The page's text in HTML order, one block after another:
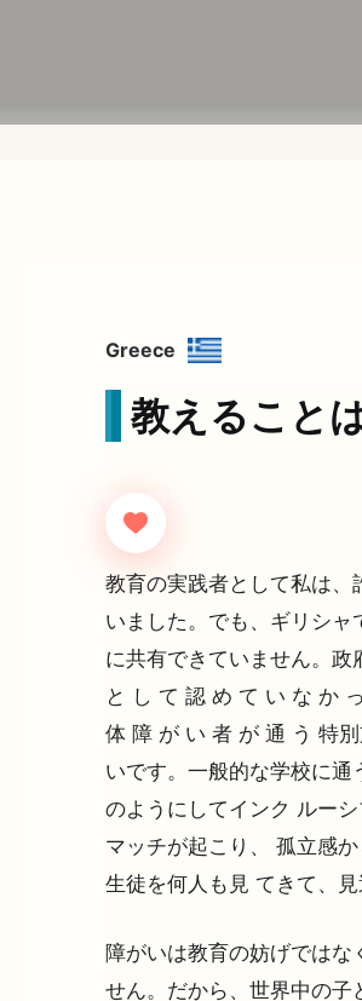
Greece
教えること
教育の実践者として私は、
いました。でも、ギリシ
に共有できていません。
と し て 認 め て い な か
体 障 が い 者 が 通 う 特
いです。一般的な学校に
のようにしてインク ルー
マッチが起こり、 孤立感
生徒を何人も見 てきて、
障がいは教育の妨げではな
せん。だから、世界中の子